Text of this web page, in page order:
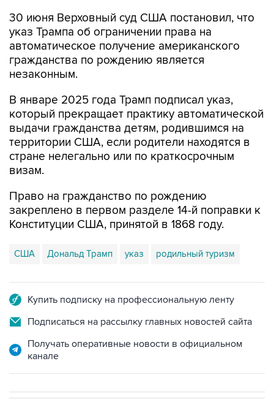
30 июня Верховный суд США постановил, что
указ Трампа об ограничении права на
автоматическое получение американского
гражданства по рождению является
незаконным.
В январе 2025 года Трамп подписал указ,
который прекращает практику автоматической
выдачи гражданства детям, родившимся на
территории США, если родители находятся в
стране нелегально или по краткосрочным
визам.
Право на гражданство по рождению
закреплено в первом разделе 14-й поправки к
Конституции США, принятой в 1868 году.
США Дональд Трамп указ родильный туризм
Купить подписку на профессиональную ленту
Подписаться на рассылку главных новостей сайта
Получать оперативные новости в официальном
канале